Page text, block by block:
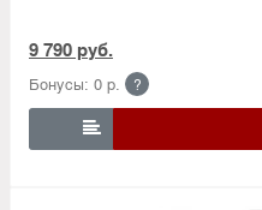
9 790 руб.
Бонусы: 0 р. ?
